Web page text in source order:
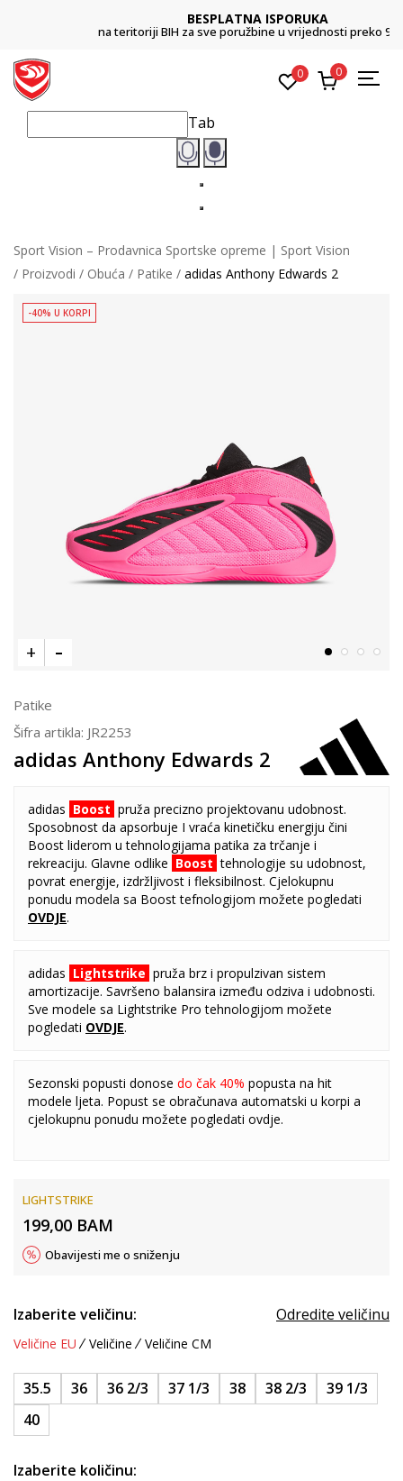
BESPLATNA ISPORUKA
na teritoriji BIH za sve poružbine u vrijednosti preko 99 KM
0 0
Tab
Sport Vision – Prodavnica Sportske opreme | Sport Vision
Proizvodi
Obuća Patike adidas Anthony Edwards 2
-40% U KORPI
Patike
Šifra artikla: JR2253
adidas Anthony Edwards 2
adidas Boost pruža precizno projektovanu udobnost.
Sposobnost da apsorbuje I vraća kinetičku energiju čini
Boost liderom u tehnologijama patika za trčanje i
rekreaciju. Glavne odlike Boost tehnologije su udobnost,
povrat energije, izdržljivost i fleksibilnost. Cjelokupnu
ponudu modela sa Boost tefnologijom možete pogledati
OVDJE.
adidas Lightstrike pruža brz i propulzivan sistem
amortizacije. Savršeno balansira između odziva i udobnosti.
Sve modele sa Lightstrike Pro tehnologijom možete
pogledati OVDJE.
Sezonski popusti donose do čak 40% popusta na hit
modele ljeta. Popust se obračunava automatski u korpi a
cjelokupnu ponudu možete pogledati ovdje.
LIGHTSTRIKE
199,00 BAM
Obavijesti me o sniženju
Izaberite veličinu: Odredite veličinu
Veličine EU Veličine Veličine CM
35.5 36 36 2/3 37 1/3 38 38 2/3
39 1/3
40
Izaberite količinu: